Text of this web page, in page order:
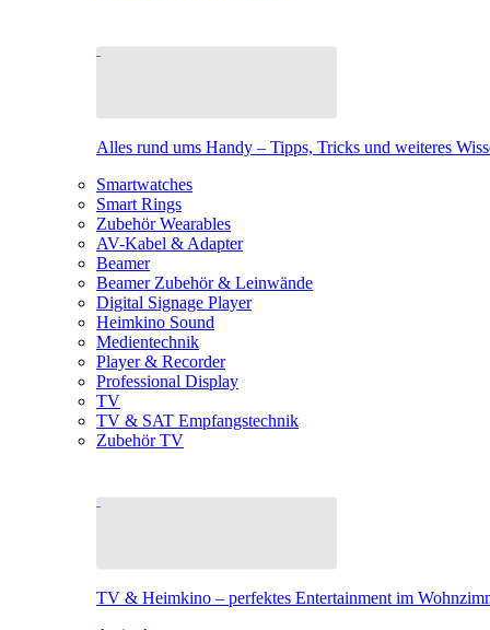
Alles rund ums Handy – Tipps, Tricks und weiteres
Smartwatches
Smart Rings
Zubehör Wearables
AV-Kabel & Adapter
Beamer
Beamer Zubehör & Leinwände
Digital Signage Player
Heimkino Sound
Medientechnik
Player & Recorder
Professional Display
TV
TV & SAT Empfangstechnik
Zubehör TV
TV & Heimkino – perfektes Entertainment im